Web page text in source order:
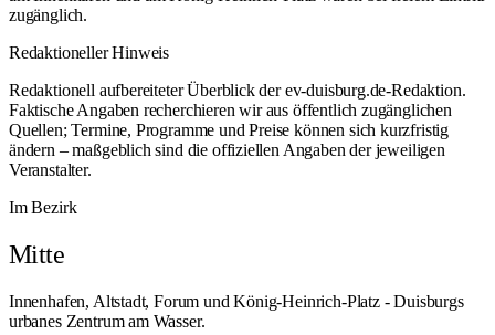
zugänglich.
Redaktioneller Hinweis
Redaktionell aufbereiteter Überblick der ev-duisburg.de-Redaktion.
Faktische Angaben recherchieren wir aus öffentlich zugänglichen
Quellen; Termine, Programme und Preise können sich kurzfristig
ändern – maßgeblich sind die offiziellen Angaben der jeweiligen
Veranstalter.
Im Bezirk
Mitte
Innenhafen, Altstadt, Forum und König-Heinrich-Platz - Duisburgs
urbanes Zentrum am Wasser.